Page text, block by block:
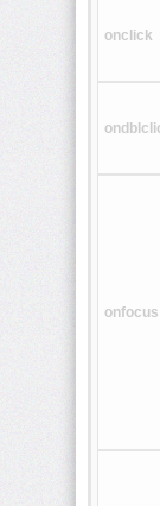
<sup>
<table>
<tfoot>
onclick
onfocus